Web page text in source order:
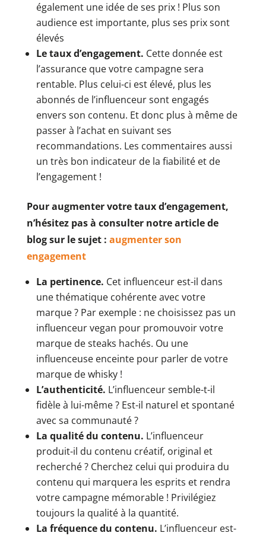
également une idée de ses prix ! Plus son
audience est importante, plus ses prix sont
élevés
Le taux d’engagement. Cette donnée est
l’assurance que votre campagne sera
rentable. Plus celui-ci est élevé, plus les
abonnés de l’influenceur sont engagés
envers son contenu. Et donc plus à même de
passer à l’achat en suivant ses
recommandations. Les commentaires aussi
un très bon indicateur de la fiabilité et de
l’engagement !
Pour augmenter votre taux d’engagement,
n’hésitez pas à consulter notre article de
blog sur le sujet : augmenter son
engagement
La pertinence. Cet influenceur est-il dans
une thématique cohérente avec votre
marque ? Par exemple : ne choisissez pas un
influenceur vegan pour promouvoir votre
marque de steaks hachés. Ou une
influenceuse enceinte pour parler de votre
marque de whisky !
L’authenticité. L’influenceur semble-t-il
fidèle à lui-même ? Est-il naturel et spontané
avec sa communauté ?
La qualité du contenu. L’influenceur
produit-il du contenu créatif, original et
recherché ? Cherchez celui qui produira du
contenu qui marquera les esprits et rendra
votre campagne mémorable ! Privilégiez
toujours la qualité à la quantité.
La fréquence du contenu. L’influenceur est-